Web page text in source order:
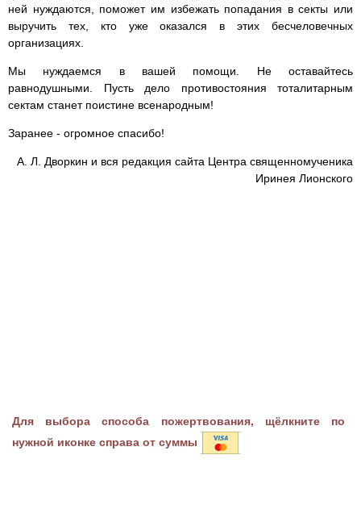
ней нуждаются, поможет им избежать попадания в секты или
выручить тех, кто уже оказался в этих бесчеловечных
организациях.
Мы нуждаемся в вашей помощи. Не оставайтесь
равнодушными. Пусть дело противостояния тоталитарным
сектам станет поистине всенародным!
Заранее - огромное спасибо!
А. Л. Дворкин и вся редакция сайта Центра священномученика
Иринея Лионского
Для выбора способа пожертвования, щёлкните по
нужной иконке справа от суммы